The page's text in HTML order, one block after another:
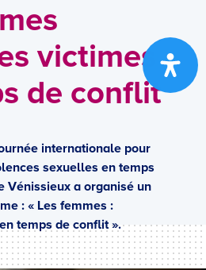
victimes
de conflit
internationale pour
sexuelles en temps
Vénissieux a organisé un
: « Les femmes :
temps de conflit ».